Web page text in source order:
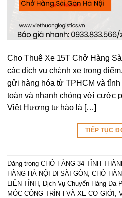
Cho Thuê Xe 15T Chở Hàng
các dịch vụ chành xe trọng
gửi hàng hóa từ TPHCM và
toàn và nhanh chóng với cước
Việt Hương tự hào là […]
TIẾP TỤC
Đăng trong CHỞ HÀNG 34 TỈNH
HÀNG HÀ NỘI ĐI SÀI GÒN, CHỞ
LIÊN TỈNH, Dịch Vụ Chuyển Hàng Đa
MÓC CÔNG TRÌNH VÀ XE CƠ GIỚI ,